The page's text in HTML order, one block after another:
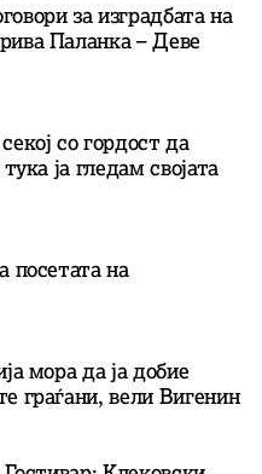
за изградбата на
Паланка – Деве
со гордост да
ја гледам својата
посетата на
мора да ја добие
граѓани, вели Вигенин